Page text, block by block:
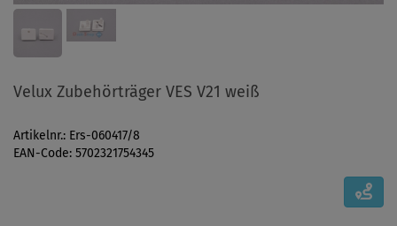
Velux Zubehörträger VES V21 weiß
Artikelnr.: Ers-060417/8
EAN-Code: 5702321754345